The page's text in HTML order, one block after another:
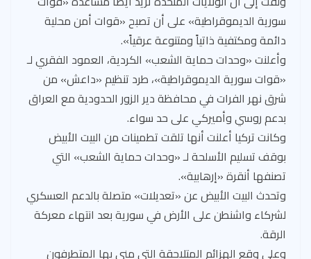
سورية الديموقراطية» على أن تصبح «قوات أمن محلية
دائمة ومكتفية ذاتياً ومتنوعة عرقياً».
وأعلنت «وحدات حماية الشعب» الكردية، العمود الفقري لـ
«قوات سورية الديموقراطية»، طرد تنظيم «داعش» من
شرق نهر الفرات في محافظة دير الزور الحدودية مع العراق
بدعم روسي وأميركي على حد سواء.
وكانت تركيا أعلنت أنها تلقت تطمينات من البيت الأبيض
بوقف تسليم الأسلحة لـ «وحدات حماية الشعب» التي
تصنفها أنقرة «إرهابية».
وتحدث البيت الأبيض عن «تعديلات» متصلة بالدعم العسكري
لشركاء واشنطن على الأرض في سورية بعد انتهاء معركة
الرقة.
وعلى وقع الهزائم المتلاحقة التي مني بها المتطرفون